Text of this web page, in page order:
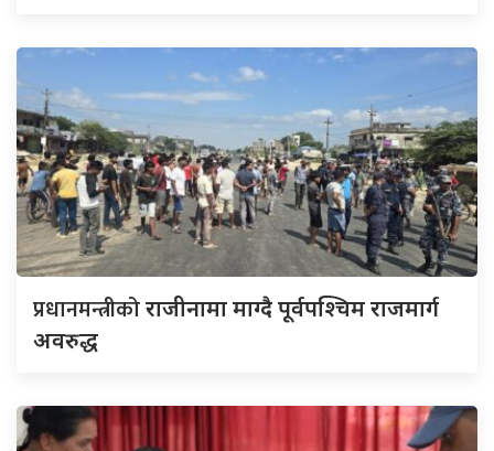
प्रधानमन्त्रीकोराजीनामा माग्दै पूर्वपश्चिम राजमार्ग
अवरुद्ध